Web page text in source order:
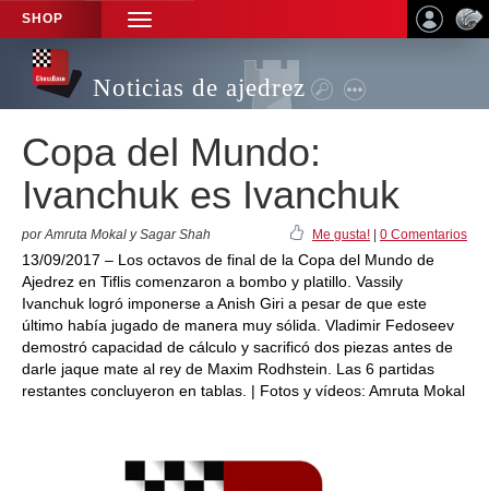
SHOP
TOGGLE
NAVIGATION
Noticias de ajedrez
Copa del Mundo:
Ivanchuk es Ivanchuk
por Amruta Mokal y Sagar Shah Me gusta! 0 Comentarios
13/09/2017 – Los octavos de final de la Copa del Mundo de
Ajedrez en Tiflis comenzaron a bombo y platillo. Vassily
Ivanchuk logró imponerse a Anish Giri a pesar de que este
último había jugado de manera muy sólida. Vladimir Fedoseev
demostró capacidad de cálculo y sacrificó dos piezas antes de
darle jaque mate al rey de Maxim Rodhstein. Las 6 partidas
restantes concluyeron en tablas. | Fotos y vídeos: Amruta Mokal